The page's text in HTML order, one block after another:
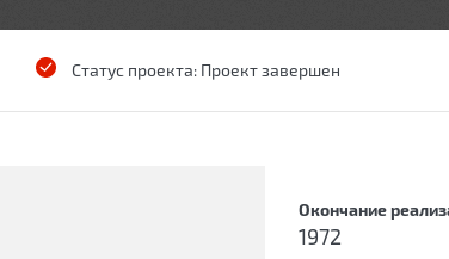
Статус проекта: Проект завершен
Окончание
1972